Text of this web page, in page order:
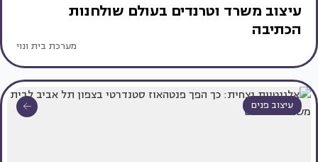
עיצוב משרד וטרנדים בעולם שולחנות
הכתיבה
מערכת בית ונוי
עיצוב פנים